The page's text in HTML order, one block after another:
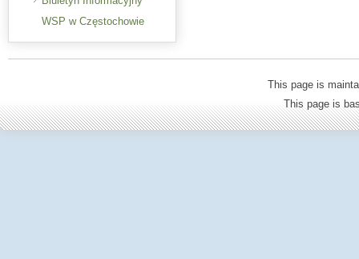
WSP w Częstochowie
This page is
This page is